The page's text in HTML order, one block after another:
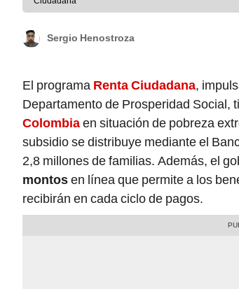
El programaRenta Ciudadana,
Departamento de Prosperidad Social,
Colombia
en situación de pobreza
2,8 millones de familias. Además, el
montosen línea que permite a los
recibirán en cada ciclo de pagos.